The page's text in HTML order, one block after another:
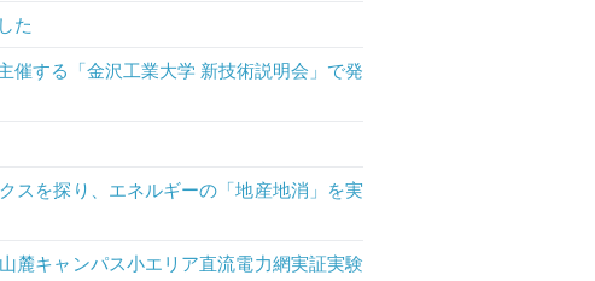
た
催する「金沢工業大学 新技術説明会」で発
スを探り、エネルギーの「地産地消」を実
麓キャンパス小エリア直流電力網実証実験